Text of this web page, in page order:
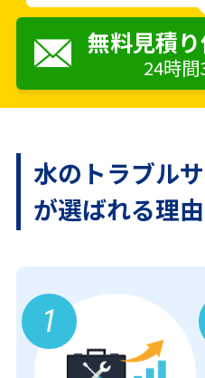
無料見積
24時
水のトラブル
が選ばれる理由
1